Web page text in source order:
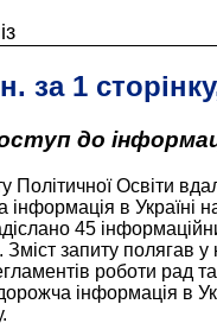
за 1
до
Політичної Освіти
інформація в Україні
45
Зміст запиту полягав у
роботи рад
інформація в